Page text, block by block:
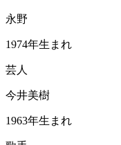
永野
1974年生まれ
芸人
今井美樹
1963年生まれ